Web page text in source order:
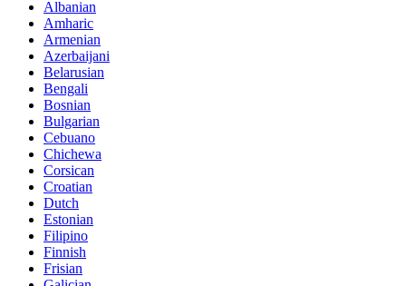
Albanian
Amharic
Armenian
Azerbaijani
Belarusian
Bengali
Bosnian
Bulgarian
Cebuano
Chichewa
Corsican
Croatian
Dutch
Estonian
Filipino
Finnish
Frisian